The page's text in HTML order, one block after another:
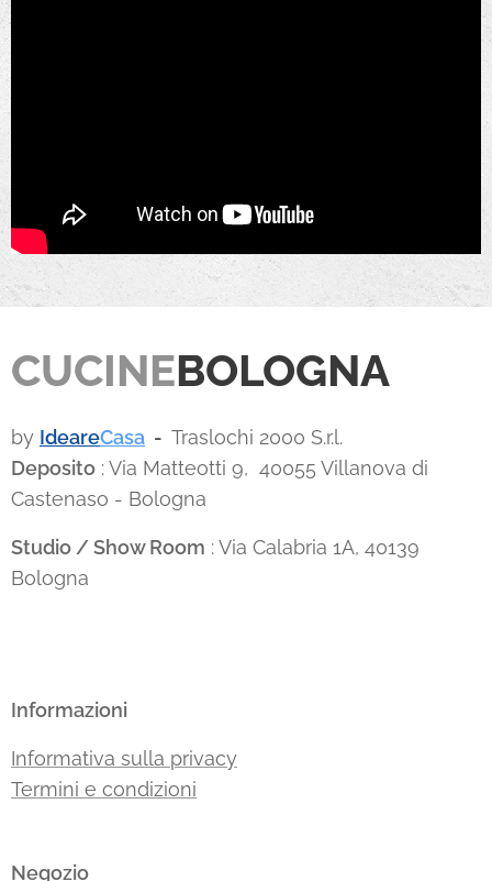
CUCINEBOLOGNA
by IdeareCasa - Traslochi 2000 S.r.l.
Deposito : Via Matteotti 9, 40055 Villanova di
Castenaso - Bologna
Studio / Show Room : Via Calabria 1A, 40139
Bologna
Informazioni
Informativa sulla privacy
Termini e condizioni
Negozio